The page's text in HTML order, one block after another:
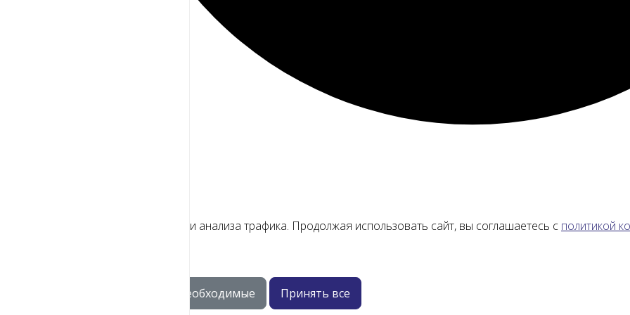
Для улучшения работы сайта и анализа трафика. Продолжая использовать сайт, вы соглашаетесь с политикой
Только необходимые Принять все